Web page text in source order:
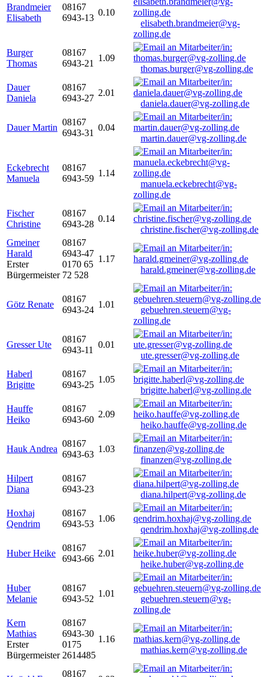
Brandmeier
Elisabeth
08167
6943-13
0.10
elisabeth.brandmeier@vg-
zolling.de
Burger
Thomas
08167
6943-21
1.09
thomas.burger@vg-zolling.de
Dauer
Daniela
08167
6943-27
2.01
daniela.dauer@vg-zolling.de
Dauer Martin
08167
6943-31
0.04
martin.dauer@vg-zolling.de
Eckebrecht
Manuela
08167
6943-59
1.14
manuela.eckebrecht@vg-
zolling.de
Fischer
Christine
08167
6943-28
0.14
christine.fischer@vg-zolling.de
Gmeiner
Harald
Erster
Bürgermeister
08167
6943-47
0170 65
72 528
1.17
harald.gmeiner@vg-zolling.de
Götz Renate
08167
6943-24
1.01
gebuehren.steuern@vg-
zolling.de
Gresser Ute
08167
6943-11
0.01
ute.gresser@vg-zolling.de
Haberl
Brigitte
08167
6943-25
1.05
brigitte.haberl@vg-zolling.de
Hauffe
Heiko
08167
6943-60
2.09
heiko.hauffe@vg-zolling.de
Hauk Andrea
08167
6943-63
1.03
finanzen@vg-zolling.de
Hilpert
Diana
08167
6943-23
diana.hilpert@vg-zolling.de
Hoxhaj
Qendrim
08167
6943-53
1.06
qendrim.hoxhaj@vg-zolling.de
Huber Heike
08167
6943-66
2.01
heike.huber@vg-zolling.de
Huber
Melanie
08167
6943-52
1.01
gebuehren.steuern@vg-
zolling.de
Kern
Mathias
Erster
Bürgermeister
08167
6943-30
0175
2614485
1.16
mathias.kern@vg-zolling.de
08167